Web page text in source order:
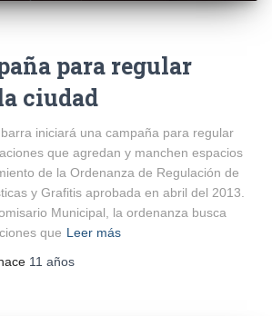
para regular
ciudad
iniciará una campaña para regular
que agredan y manchen espacios
de la Ordenanza de Regulación de
y Grafitis aprobada en abril del 2013.
Municipal, la ordenanza busca
que Leer más
11 años